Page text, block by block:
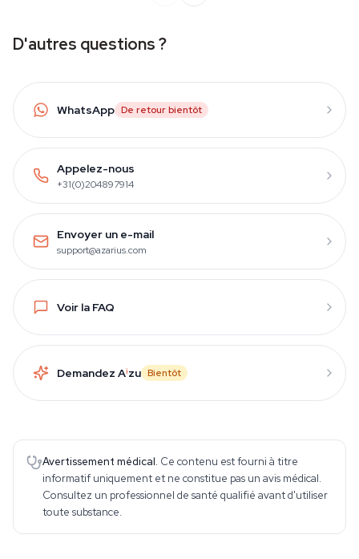
D'autres questions ?
WhatsApp De retour bientôt
Appelez-nous
+31(0)204897914
Envoyer un e-mail
support@azarius.com
Voir la FAQ
Demandez Aizu Bientôt
Avertissement médical. Ce contenu est fourni à titre
informatif uniquement et ne constitue pas un avis médical.
Consultez un professionnel de santé qualifié avant d'utiliser
toute substance.